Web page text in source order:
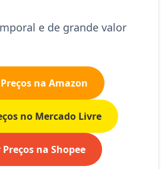
e de grande valor
na Amazon
no Mercado Livre
Preços na Shopee